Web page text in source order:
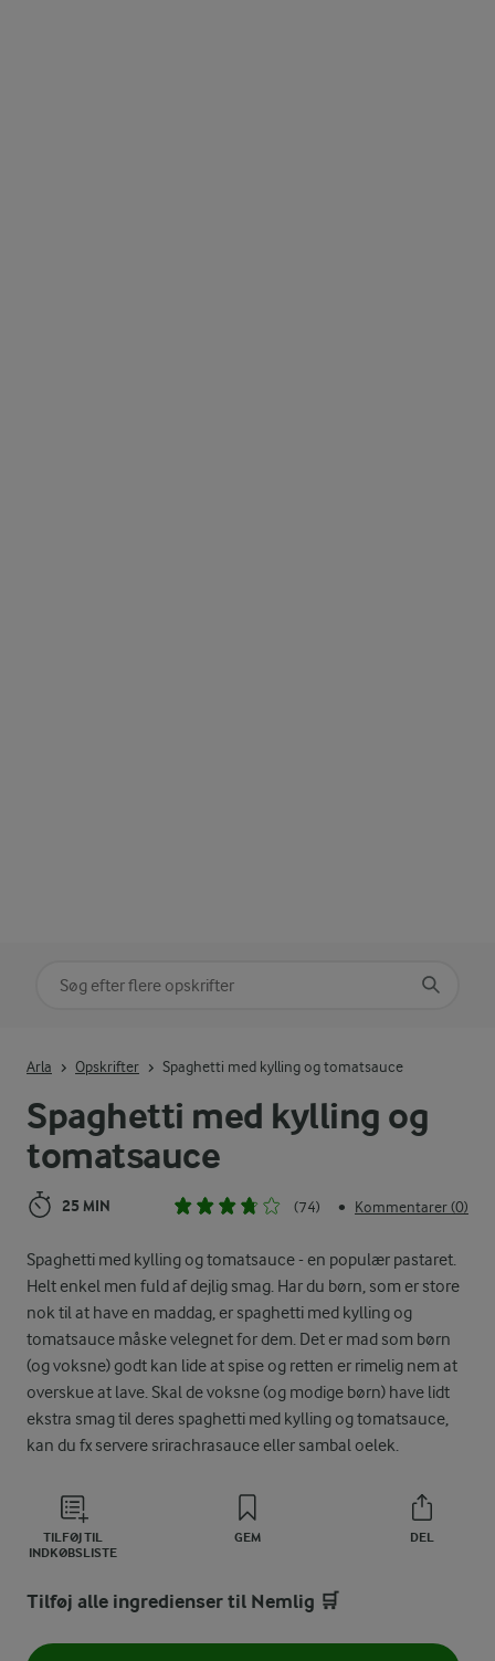
Spaghetti med kylling og
tomatsauce
25 MIN (74) • Kommentarer (0)
Spaghetti med kylling og tomatsauce - en populær pastaret.
Helt enkel men fuld af dejlig smag. Har du børn, som er store
nok til at have en maddag, er spaghetti med kylling og
tomatsauce måske velegnet for dem. Det er mad som børn
(og voksne) godt kan lide at spise og retten er rimelig nem at
overskue at lave. Skal de voksne (og modige børn) have lidt
ekstra smag til deres spaghetti med kylling og tomatsauce,
kan du fx servere srirachrasauce eller sambal oelek.
TILFØJ TIL
INDKØBSLISTE
GEM DEL
Arla Opskrifter Spaghetti med kylling og tomatsauce
Tilføj alle ingredienser til Nemlig 🛒
Søg på kategori